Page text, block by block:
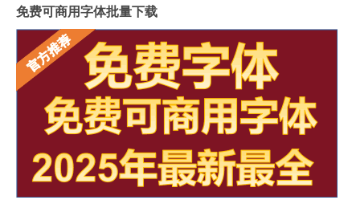
免费可商用字体批量下载